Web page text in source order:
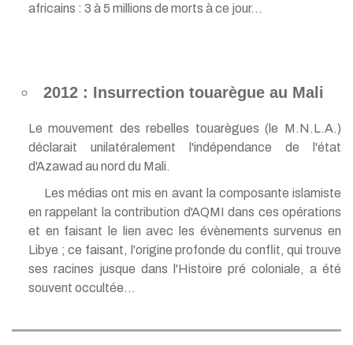
africains : 3 à 5 millions de morts à ce jour...
2012 : Insurrection touarègue au Mali
Le mouvement des rebelles touarègues (le M.N.L.A.)
déclarait unilatéralement l'indépendance de l'état
d'Azawad au nord du Mali.
Les médias ont mis en avant la composante islamiste
en rappelant la contribution d'AQMI dans ces opérations
et en faisant le lien avec les évènements survenus en
Libye ; ce faisant, l'origine profonde du conflit, qui trouve
ses racines jusque dans l'Histoire pré coloniale, a été
souvent occultée...